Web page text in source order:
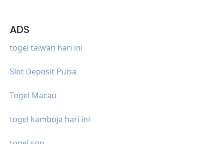
ADS
togel taiwan hari ini
Slot Deposit Pulsa
Togel Macau
togel kamboja hari ini